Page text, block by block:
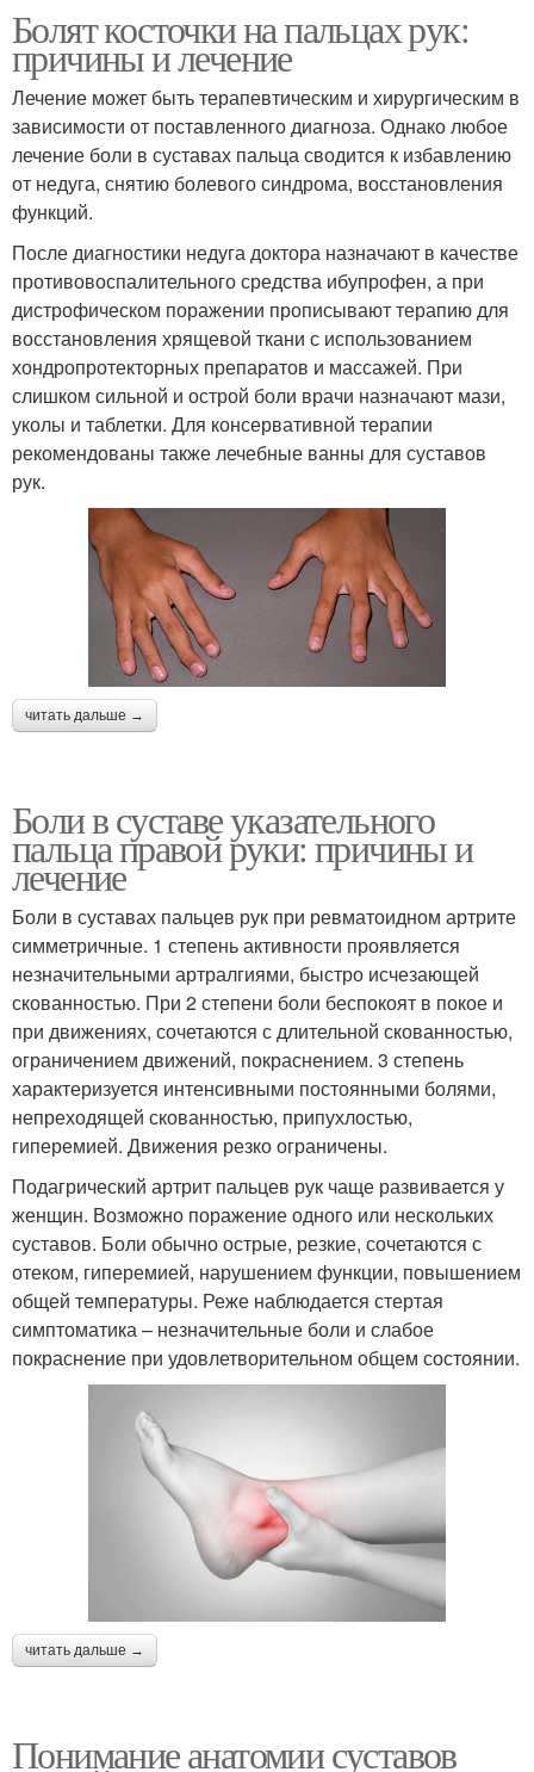
Болят косточки на пальцах рук:
причины и лечение
Лечение может быть терапевтическим и хирургическим в
зависимости от поставленного диагноза. Однако любое
лечение боли в суставах пальца сводится к избавлению
от недуга, снятию болевого синдрома, восстановления
функций.
После диагностики недуга доктора назначают в качестве
противовоспалительного средства ибупрофен, а при
дистрофическом поражении прописывают терапию для
восстановления хрящевой ткани с использованием
хондропротекторных препаратов и массажей. При
слишком сильной и острой боли врачи назначают мази,
уколы и таблетки. Для консервативной терапии
рекомендованы также лечебные ванны для суставов
рук.
читать дальше →
Боли в суставе указательного
пальца правой руки: причины и
лечение
Боли в суставах пальцев рук при ревматоидном артрите
симметричные. 1 степень активности проявляется
незначительными артралгиями, быстро исчезающей
скованностью. При 2 степени боли беспокоят в покое и
при движениях, сочетаются с длительной скованностью,
ограничением движений, покраснением. 3 степень
характеризуется интенсивными постоянными болями,
непреходящей скованностью, припухлостью,
гиперемией. Движения резко ограничены.
Подагрический артрит пальцев рук чаще развивается у
женщин. Возможно поражение одного или нескольких
суставов. Боли обычно острые, резкие, сочетаются с
отеком, гиперемией, нарушением функции, повышением
общей температуры. Реже наблюдается стертая
симптоматика – незначительные боли и слабое
покраснение при удовлетворительном общем состоянии.
читать дальше →
Понимание анатомии суставов